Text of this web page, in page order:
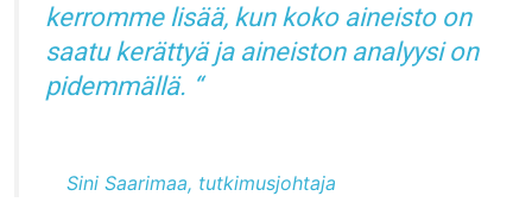
kerromme lisää, kun koko aineisto on
saatu kerättyä ja aineiston analyysi on
pidemmällä.
Sini Saarimaa, tutkimusjohtaja